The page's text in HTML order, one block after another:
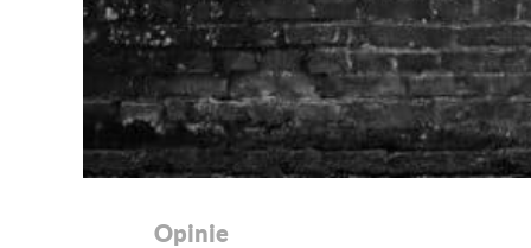
Opinie